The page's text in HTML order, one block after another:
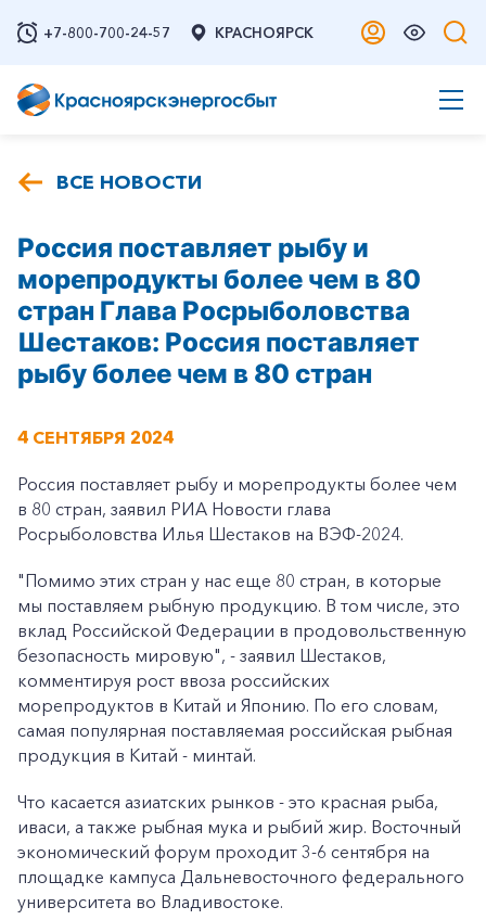
+7-800-700-24-57 КРАСНОЯРСК
ВСЕ НОВОСТИ
Россия поставляет рыбу и
морепродукты более чем в 80
стран Глава Росрыболовства
Шестаков: Россия поставляет
рыбу более чем в 80 стран
4 СЕНТЯБРЯ 2024
Россия поставляет рыбу и морепродукты более чем
в 80 стран, заявил РИА Новости глава
Росрыболовства Илья Шестаков на ВЭФ-2024.
"Помимо этих стран у нас еще 80 стран, в которые
мы поставляем рыбную продукцию. В том числе, это
вклад Российской Федерации в продовольственную
безопасность мировую", - заявил Шестаков,
комментируя рост ввоза российских
морепродуктов в Китай и Японию. По его словам,
самая популярная поставляемая российская рыбная
продукция в Китай - минтай.
Что касается азиатских рынков - это красная рыба,
иваси, а также рыбная мука и рыбий жир. Восточный
экономический форум проходит 3-6 сентября на
площадке кампуса Дальневосточного федерального
университета во Владивостоке.